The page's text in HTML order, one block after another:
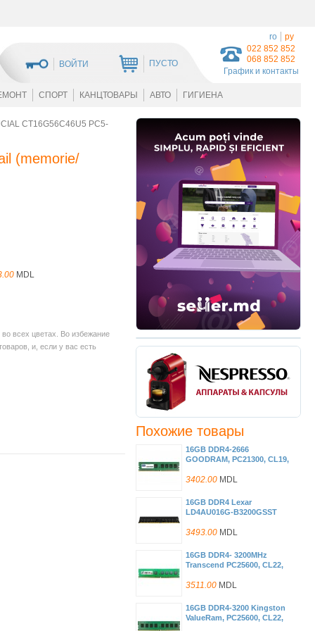
022 852 852
068 852 852
График и контакты
ВОЙТИ ПУСТО
ro ру
СПОРТ КАНЦТОВАРЫ АВТО ГИГИЕНА
Похожие товары
16GB DDR4-2666
GOODRAM, PC21300, CL19,
3402.00 MDL
16GB DDR4 Lexar
LD4AU016G-B3200GSST
CL22, Retail (memorie/
3493.00 MDL
16GB DDR4- 3200MHz
Transcend PC25600, CL22,
3511.00 MDL
16GB DDR4-3200 Kingston
ValueRam, PC25600, CL22,
CT16G56C46U5 PC5-
(memorie/
MDL
всех цветах. Во избежание
и, если у вас есть